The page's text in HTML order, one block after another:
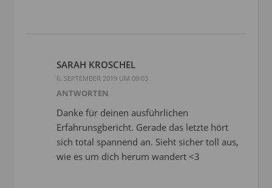
SARAH KROSCHEL
6. SEPTEMBER 2019 UM 09:03
ANTWORTEN
Danke für deinen ausführlichen
Erfahrunsgbericht. Gerade das letzte hört
sich total spannend an. Sieht sicher toll aus,
wie es um dich herum wandert <3